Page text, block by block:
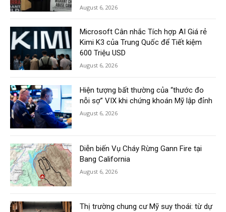
August 6, 2026
Microsoft Cân nhắc Tích hợp AI Giá rẻ
Kimi K3 của Trung Quốc để Tiết kiệm
600 Triệu USD
August 6, 2026
Hiện tượng bất thường của “thước đo
nỗi sợ” VIX khi chứng khoán Mỹ lập đỉnh
August 6, 2026
Diễn biến Vụ Cháy Rừng Gann Fire tại
Bang California
August 6, 2026
Thị trường chung cư Mỹ suy thoái: từ dự